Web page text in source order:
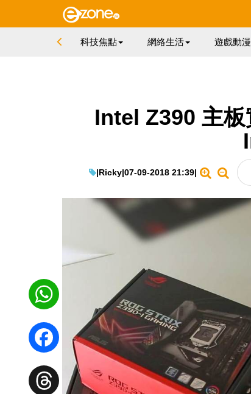
科技焦點 網絡生活 遊戲動漫
Intel Z390 主
|Ricky|07-09-2018 21:39|
WhatsApp
Facebook